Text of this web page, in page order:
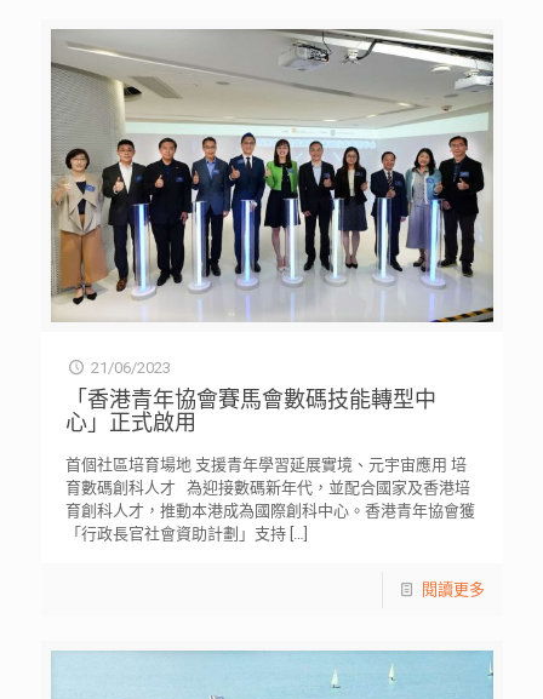
21/06/2023
「香港青年協會賽馬會數碼技能轉型中
心」正式啟用
首個社區培育場地 支援青年學習延展實境、元宇宙應用 培
育數碼創科人才 為迎接數碼新年代，並配合國家及香港培
育創科人才，推動本港成為國際創科中心。香港青年協會獲
「行政長官社會資助計劃」支持[…]
閱讀更多